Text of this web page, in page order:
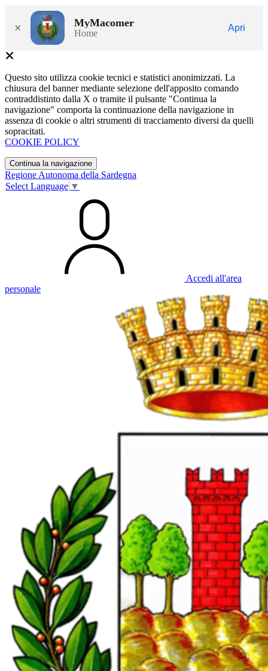
× MyMacomer
Home
Apri
Questo sito utilizza cookie tecnici e statistici anonimizzati. La
chiusura del banner mediante selezione dell'apposito comando
contraddistinto dalla X o tramite il pulsante "Continua la
navigazione" comporta la continuazione della navigazione in
assenza di cookie o altri strumenti di tracciamento diversi da quelli
sopracitati.
COOKIE POLICY
Continua la navigazione
Regione Autonoma della Sardegna
Select Language ▼
Accedi all'area
personale